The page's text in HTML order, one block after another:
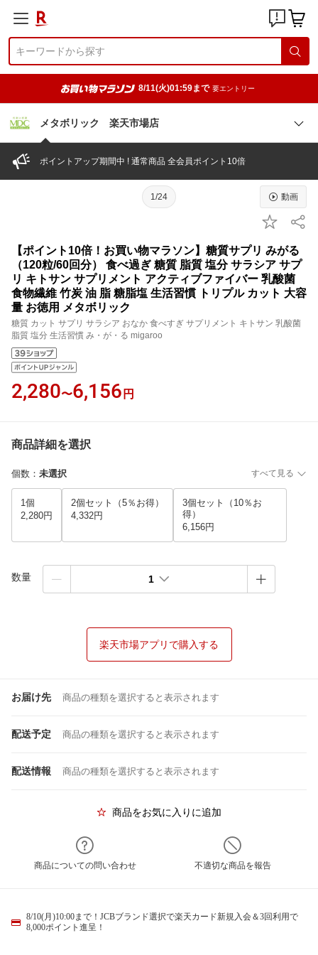
8/11(火)01:59まで 要エントリー
メタボリック 楽天市場店
ポイントアップ期間中 ! 通常商品 全会員ポイント10倍
1/24 動画
【ポイント10倍！お買い物マラソン】糖質サプリ みがる
（120粒/60回分） 食べ過ぎ 糖質 脂質 塩分 サラシア サプ
リ キトサン サプリメント アクティブファイバー 乳酸菌
食物繊維 竹炭 油 脂 糖脂塩 生活習慣 トリプル カット 大容
量 お徳用 メタボリック
糖質 カット サプリ サラシア おなか 食べすぎ サプリメント キトサン 乳酸菌
脂質 塩分 生活習慣 み・が・る migaroo
2,280〜6,156 円
商品詳細を選択
個数 ： 未選択 すべて見る
1個
2,280円
2個セット（5％お得）
4,332円
3個セット（10％お
得）
6,156円
数量 1
楽天市場アプリで購入する
お届け先 商品の種類を選択すると表示されます
配送予定 商品の種類を選択すると表示されます
配送情報 商品の種類を選択すると表示されます
商品をお気に入りに追加
商品についての問い合わせ 不適切な商品を報告
8/10(月)10:00まで！JCBブランド選択で楽天カード新規入会＆3回利用で
8,000ポイント進呈！